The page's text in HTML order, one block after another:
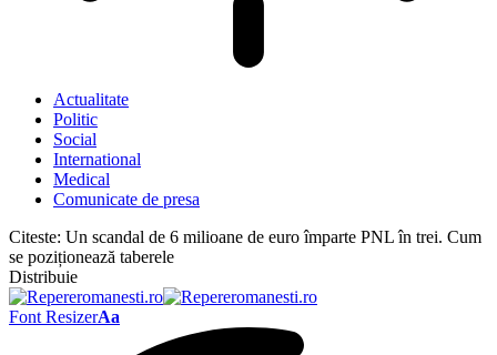
Actualitate
Politic
Social
International
Medical
Comunicate de presa
Citeste: Un scandal de 6 milioane de euro împarte PNL în trei. Cum
se poziționează taberele
Distribuie
Font ResizerAa